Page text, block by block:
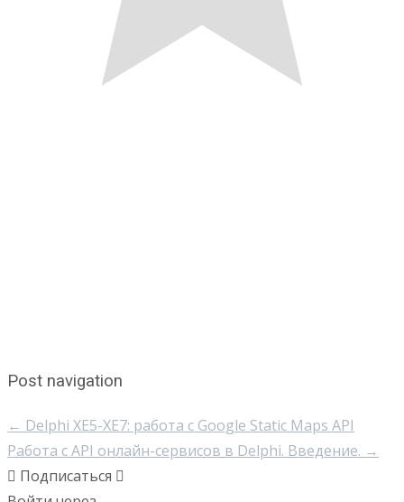
Post navigation
← Delphi XE5-XE7: работа с Google Static Maps API
Работа с API онлайн-сервисов в Delphi. Введение. →
Подписаться